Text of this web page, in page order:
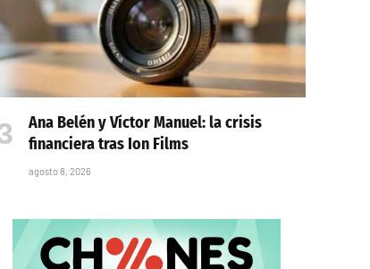
Ana Belén y Víctor Manuel: la crisis
financiera tras Ion Films
agosto 8, 2026